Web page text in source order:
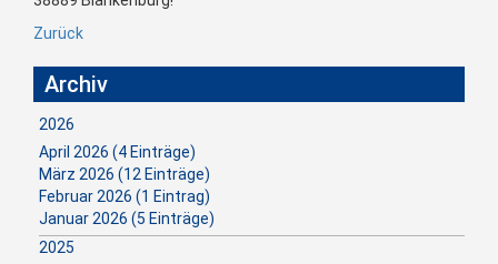
Zurück
Archiv
2026
April 2026 (4 Einträge)
März 2026 (12 Einträge)
Februar 2026 (1 Eintrag)
Januar 2026 (5 Einträge)
2025